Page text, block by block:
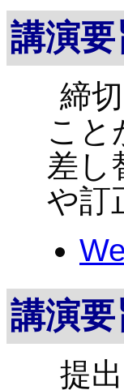
講演
締
こと
差し
や訂
講演
提